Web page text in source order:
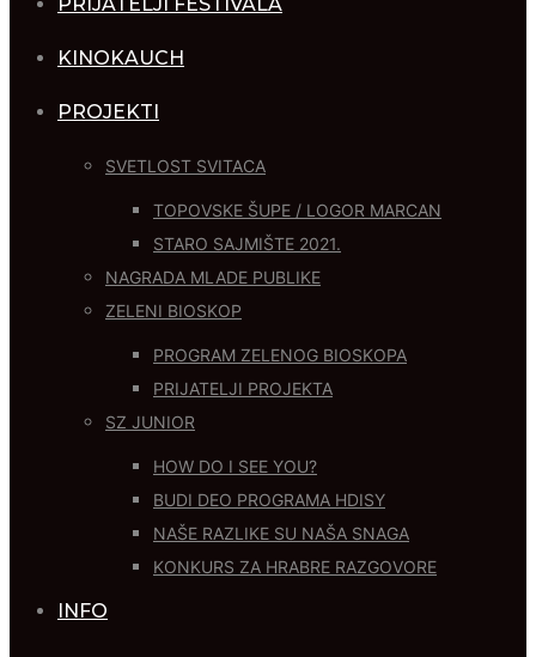
KINOKAUCH
PROJEKTI
SVETLOST SVITACA
TOPOVSKE ŠUPE / LOGOR MARCAN
STARO SAJMIŠTE 2021.
NAGRADA MLADE PUBLIKE
ZELENI BIOSKOP
PROGRAM ZELENOG BIOSKOPA
PRIJATELJI PROJEKTA
SZ JUNIOR
HOW DO I SEE YOU?
BUDI DEO PROGRAMA HDISY
NAŠE RAZLIKE SU NAŠA SNAGA
KONKURS ZA HRABRE RAZGOVORE
INFO